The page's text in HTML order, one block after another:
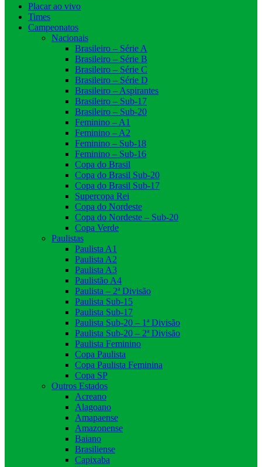
Placar ao vivo
Times
Campeonatos
Nacionais
Brasileiro – Série A
Brasileiro – Série B
Brasileiro – Série C
Brasileiro – Série D
Brasileiro – Aspirantes
Brasileiro – Sub-17
Brasileiro – Sub-20
Feminino – A1
Feminino – A2
Feminino – Sub-18
Feminino – Sub-16
Copa do Brasil
Copa do Brasil Sub-20
Copa do Brasil Sub-17
Supercopa Rei
Copa do Nordeste
Copa do Nordeste – Sub-20
Copa Verde
Paulistas
Paulista A1
Paulista A2
Paulista A3
Paulistão A4
Paulista – 2ª Divisão
Paulista Sub-15
Paulista Sub-17
Paulista Sub-20 – 1ª Divisão
Paulista Sub-20 – 2ª Divisão
Paulista Feminino
Copa Paulista
Copa Paulista Feminina
Copa SP
Outros Estados
Acreano
Alagoano
Amapaense
Amazonense
Baiano
Brasiliense
Capixaba